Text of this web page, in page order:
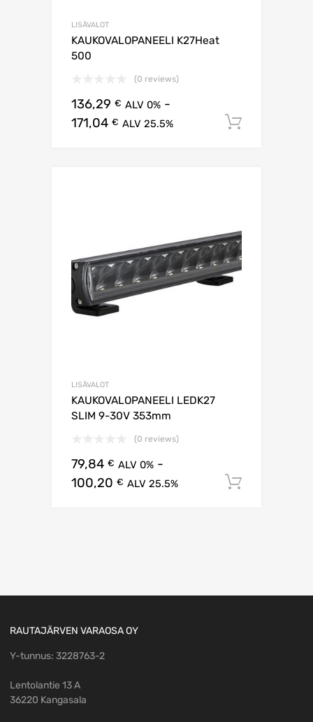
LISÄVALOT
KAUKOVALOPANEELI K27Heat
500
(0 reviews)
136,29 € ALV 0% -
171,04 € ALV 25.5%
LISÄVALOT
KAUKOVALOPANEELI LEDK27
SLIM 9-30V 353mm
(0 reviews)
79,84 € ALV 0% -
100,20 € ALV 25.5%
RAUTAJÄRVEN VARAOSA OY
Y-tunnus: 3228763-2
Lentolantie 13 A
36220 Kangasala